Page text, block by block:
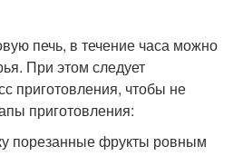
печь, в течение часа можно
При этом следует
приготовления, чтобы не
приготовления:
порезанные фрукты ровным